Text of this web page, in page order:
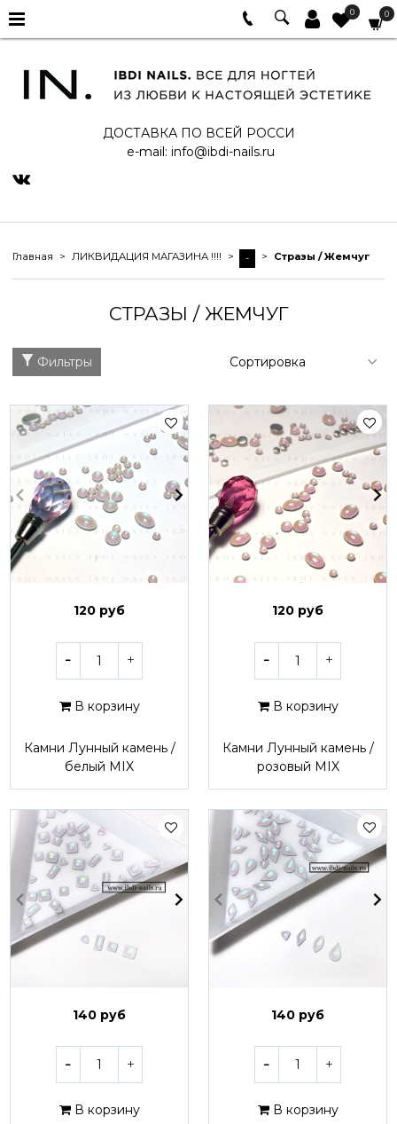
0 0
ДОСТАВКА ПО ВСЕЙ РОССИ
e-mail: info@ibdi-nails.ru
Главная ЛИКВИДАЦИЯ МАГАЗИНА !!!! - Стразы / Жемчуг
СТРАЗЫ / ЖЕМЧУГ
Фильтры
120 руб
В корзину
Камни Лунный камень /
белый MIX
120 руб
В корзину
Камни Лунный камень /
розовый MIX
140 руб
В корзину
140 руб
В корзину